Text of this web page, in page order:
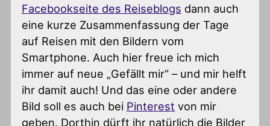
Facebookseite des Reiseblogs dann auch
eine kurze Zusammenfassung der Tage
auf Reisen mit den Bildern vom
Smartphone. Auch hier freue ich mich
immer auf neue „Gefällt mir“ – und mir helft
ihr damit auch! Und das eine oder andere
Bild soll es auch bei Pinterest von mir
geben. Dorthin dürft ihr natürlich die Bilder